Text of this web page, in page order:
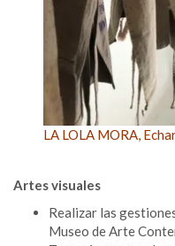
LA LOLA MORA,
Artes visuales
Realizar las
Museo de Arte